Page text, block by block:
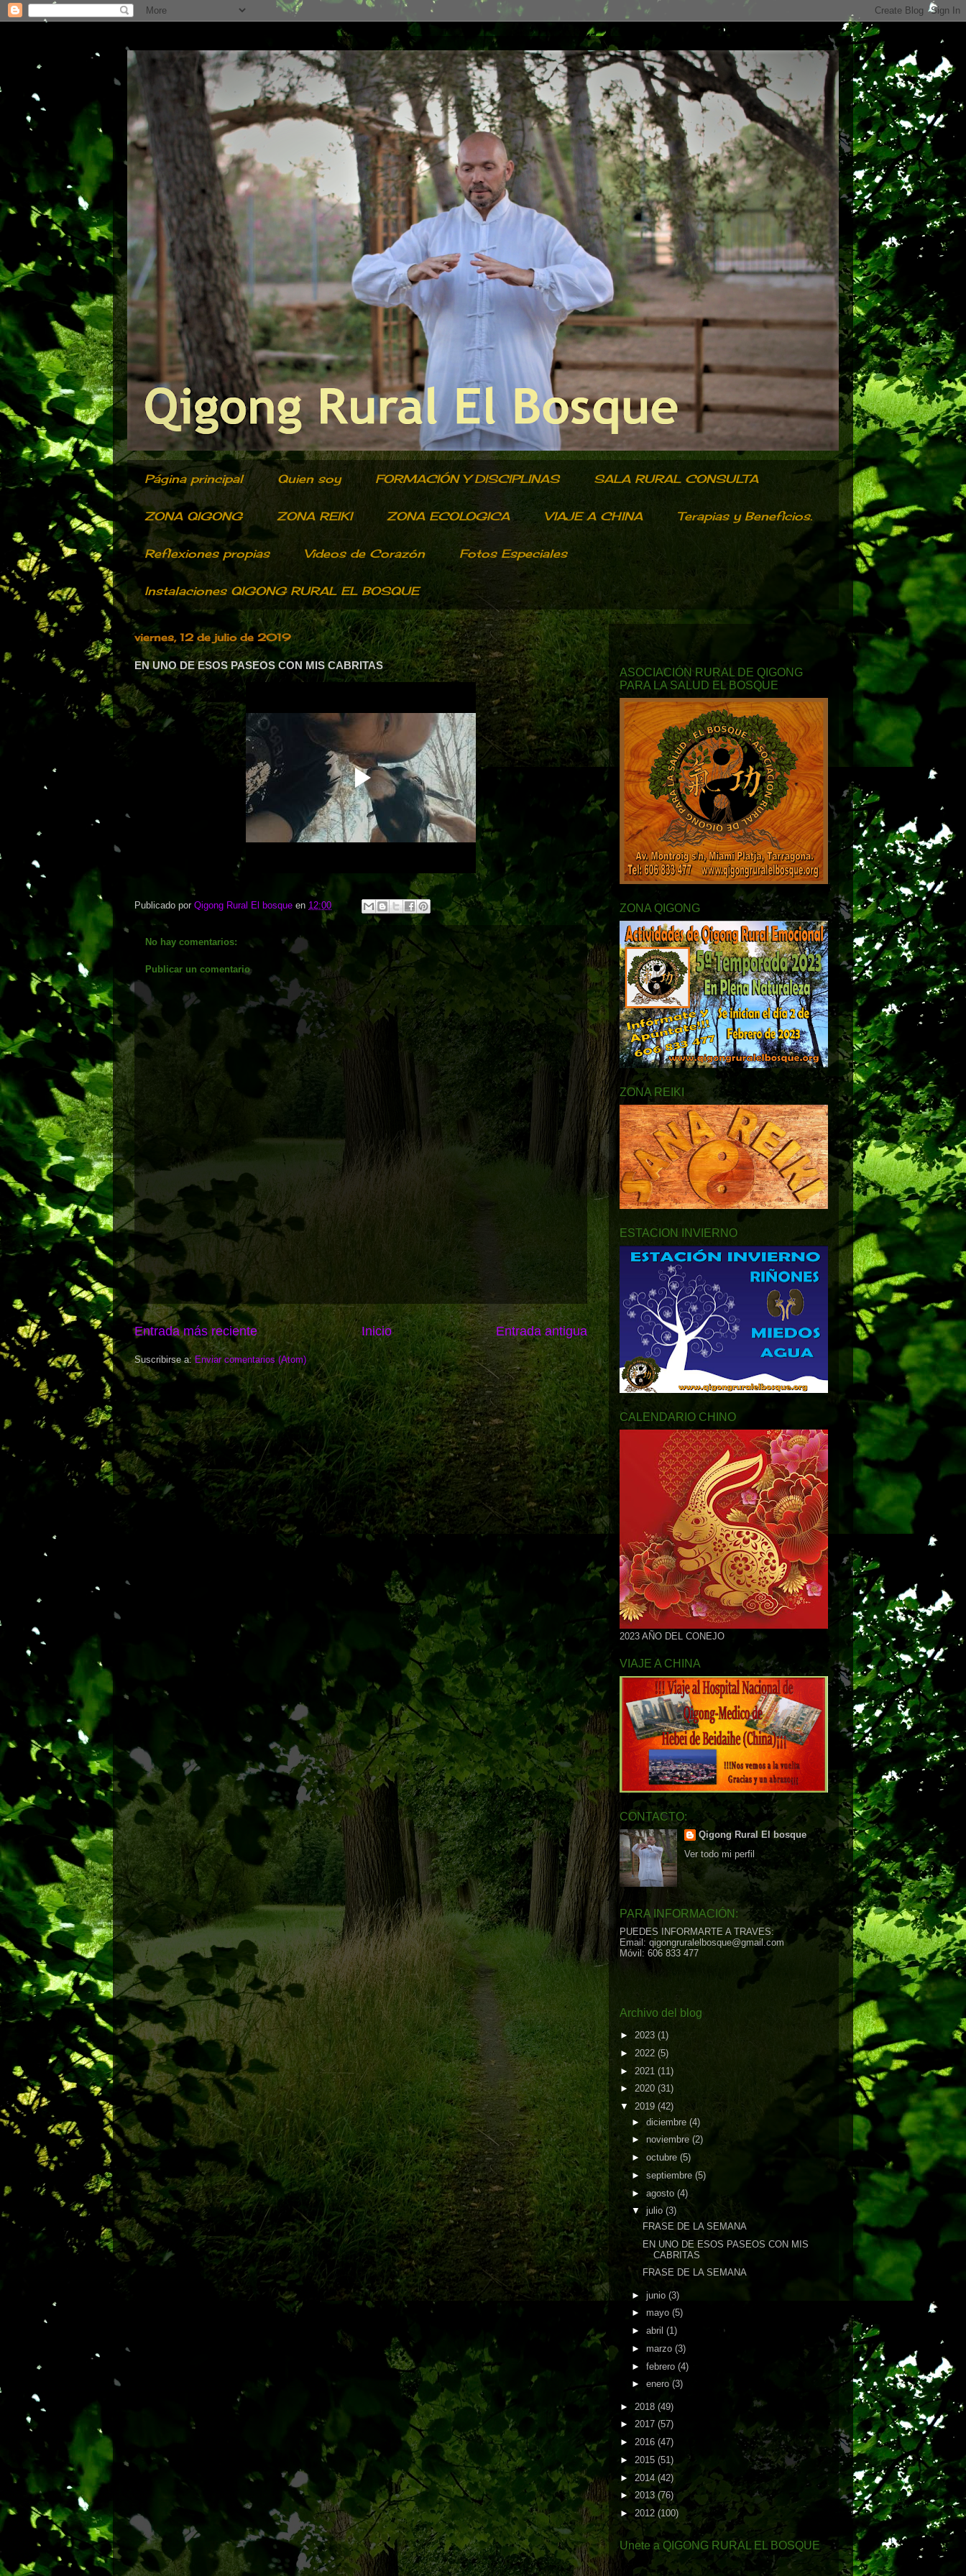
Página principal Quien soy FORMACIÓN Y DISCIPLINAS SALA RURAL CONSULTA
ZONA QIGONG ZONA REIKI ZONA ECOLOGICA VIAJE A CHINA Terapias y Beneficios.
Reflexiones propias Videos de Corazón Fotos Especiales
Instalaciones QIGONG RURAL EL BOSQUE
viernes, 12 de julio de 2019
EN UNO DE ESOS PASEOS CON MIS CABRITAS
Publicado por Qigong Rural El bosque en 12:00
No hay comentarios:
Publicar un comentario
Entrada más reciente Entrada antigua
Inicio
Suscribirse a: Enviar comentarios (Atom)
ASOCIACIÓN RURAL DE QIGONG
PARA LA SALUD EL BOSQUE
ZONA QIGONG
ZONA REIKI
ESTACION INVIERNO
CALENDARIO CHINO
2023 AÑO DEL CONEJO
VIAJE A CHINA
CONTACTO:
Qigong Rural El bosque
Ver todo mi perfil
PARA INFORMACIÓN:
PUEDES INFORMARTE A TRAVES:
Email: qigongruralelbosque@gmail.com
Móvil: 606 833 477
Archivo del blog
► 2023 (1)
► 2022 (5)
► 2021 (11)
► 2020 (31)
▼ 2019 (42)
► diciembre (4)
► noviembre (2)
► octubre (5)
► septiembre (5)
► agosto (4)
▼ julio (3)
FRASE DE LA SEMANA
EN UNO DE ESOS PASEOS CON MIS
CABRITAS
FRASE DE LA SEMANA
► junio (3)
► mayo (5)
► abril (1)
► marzo (3)
► febrero (4)
► enero (3)
► 2018 (49)
► 2017 (57)
► 2016 (47)
► 2015 (51)
► 2014 (42)
► 2013(76)
► 2012(100)
Unete a QIGONG RURAL EL BOSQUE